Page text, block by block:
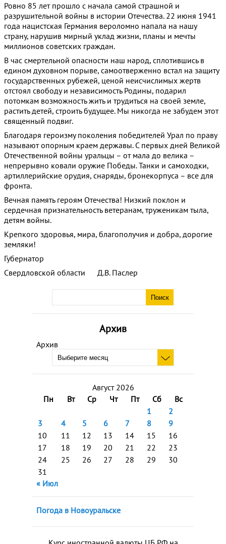
Архив
Архив
Август 2026
Пн
Вт Ср Чт Пт Сб
Вс
1
2
3
4 5 6 7 8
9
10
11 12 13 14 15
16
17
18 19 20 21 22
23
24
25 26 27 28 29
30
31
« Июл
Погода в Новоуральске
Ровно 85 лет прошло с начала самой страшной и
разрушительной войны в истории Отечества. 22 июня 1941
года нацистская Германия вероломно напала на нашу
страну, нарушив мирный уклад жизни, планы и мечты
миллионов советских граждан.
В час смертельной опасности наш народ, сплотившись в
едином духовном порыве, самоотверженно встал на защиту
государственных рубежей, ценой неисчислимых жертв
отстоял свободу и независимость Родины, подарил
потомкам возможность жить и трудиться на своей земле,
растить детей, строить будущее. Мы никогда не забудем этот
священный подвиг.
Благодаря героизму поколения победителей Урал по праву
называют опорным краем державы. С первых дней Великой
Отечественной войны уральцы – от мала до велика –
непрерывно ковали оружие Победы. Танки и самоходки,
артиллерийские орудия, снаряды, бронекорпуса – все для
фронта.
Вечная память героям Отечества! Низкий поклон и
сердечная признательность ветеранам, труженикам тыла,
детям войны.
Крепкого здоровья, мира, благополучия и добра, дорогие
земляки!
Губернатор
Свердловской области Д.В. Паслер